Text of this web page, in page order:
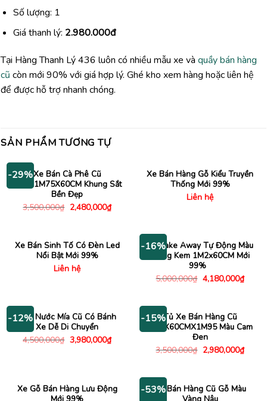
Số lượng: 1
Giá thanh lý: 2.980.000đ
Tại Hàng Thanh Lý 436 luôn có nhiều mẫu xe và quầy bán hàng
cũ còn mới 90% với giá hợp lý. Ghé kho xem hàng hoặc liên hệ
để được hỗ trợ nhanh chóng.
SẢN PHẨM TƯƠNG TỰ
-29%Xe Bán Cà Phê Cũ
1M2X1M75X60CM Khung Sắt
Bền Đẹp
3,500,000₫ Giá
gốc
2,480,000₫Giá
hiện
2,480,000₫.
Xe Bán Hàng Gỗ Kiểu Truyền
Thống Mới 99%
Liên hệ
Xe Bán Sinh Tố Có Đèn Led
Nổi Bật Mới 99%
Liên hệ
-16%
Xe Take Away Tự Động Màu
Trắng Kem 1M2x60CM Mới
99%
5,000,000₫ Giá
gốc
4,180,000₫Giá
hiện
-12%
Máy Nước Mía Cũ Có Bánh
Xe Dễ Di Chuyển
4,500,000₫ Giá
gốc
3,980,000₫Giá
hiện
-15%Tủ Xe Bán Hàng Cũ
1M2X60CMX1M95 Màu Cam
Đen
3,500,000₫ Giá
gốc
2,980,000₫Giá
hiện
Xe Gỗ Bán Hàng Lưu Động
-53%Xe Bán Hàng Cũ Gỗ Màu